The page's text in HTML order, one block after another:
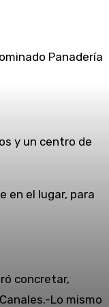
Panadería
y un centro de
en el lugar, para
concretar,
Lo mismo